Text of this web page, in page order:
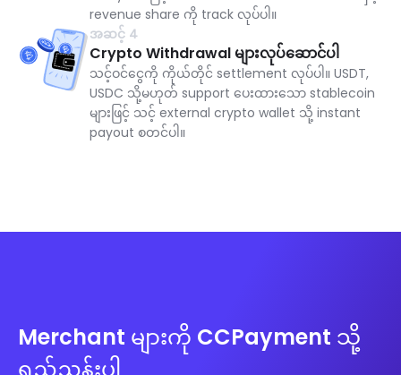
revenue share ကို track လုပ်ပါ။
အဆင့် 4
Crypto Withdrawal များလုပ်ဆောင်ပါ
သင့်ဝင်ငွေကို ကိုယ်တိုင် settlement လုပ်ပါ။ USDT,
USDC သို့မဟုတ် support ပေးထားသော stablecoin
များဖြင့် သင့် external crypto wallet သို့ instant
payout စတင်ပါ။
Merchant များကို CCPayment သို့